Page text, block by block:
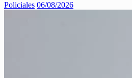
Policiales 06/08/2026